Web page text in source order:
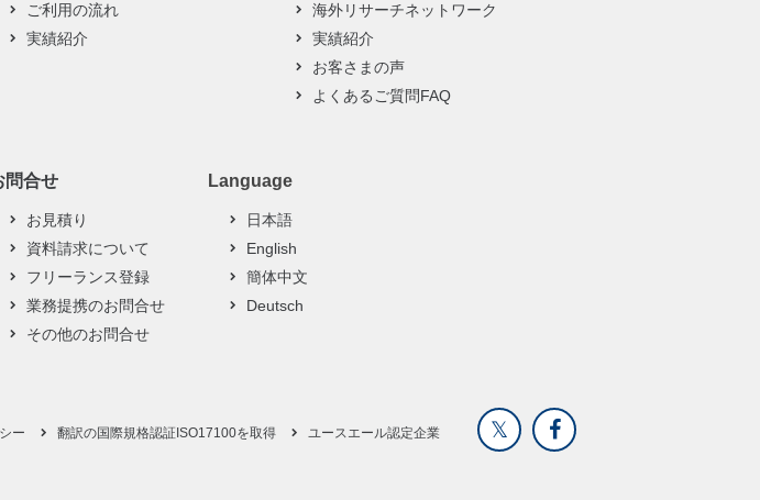
ご利用の流れ
実績紹介
海外リサーチネットワーク
実績紹介
お客さまの声
よくあるご質問FAQ
問合せ
お見積り
資料請求について
フリーランス登録
業務提携のお問合せ
その他のお問合せ
Language
日本語
English
簡体中文
Deutsch
ー 翻訳の国際規格認証ISO17100を取得 ユースエール認定企業